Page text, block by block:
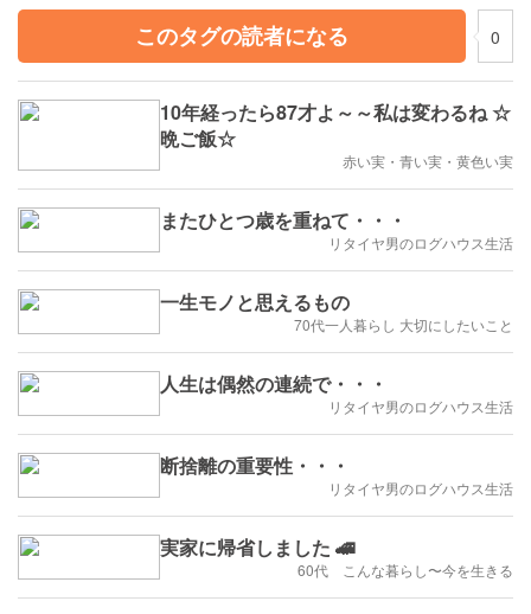
このタグの読者になる
0
10年経ったら87才よ～～私は変わるね ☆
晩ご飯☆
赤い実・青い実・黄色い実
またひとつ歳を重ねて・・・
リタイヤ男のログハウス生活
一生モノと思えるもの
70代一人暮らし 大切にしたいこと
人生は偶然の連続で・・・
リタイヤ男のログハウス生活
断捨離の重要性・・・
リタイヤ男のログハウス生活
実家に帰省しました 🚄
60代 こんな暮らし〜今を生きる